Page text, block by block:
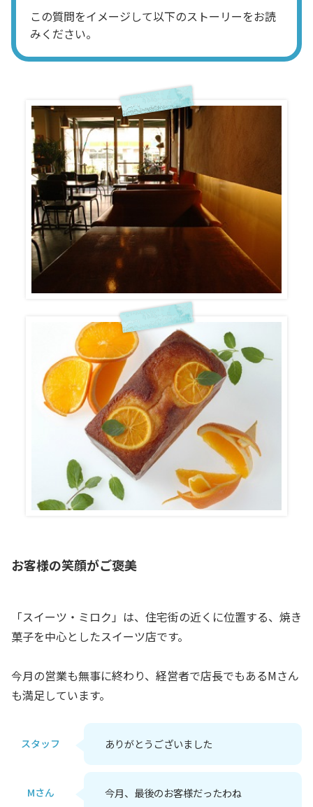
この質問をイメージして以下のストーリーをお読
みください。
お客様の笑顔がご褒美
「スイーツ・ミロク」は、住宅街の近くに位置する、焼き
菓子を中心としたスイーツ店です。
今月の営業も無事に終わり、経営者で店長でもあるMさん
も満足しています。
スタッフ ありがとうございました
Mさん 今月、最後のお客様だったわね